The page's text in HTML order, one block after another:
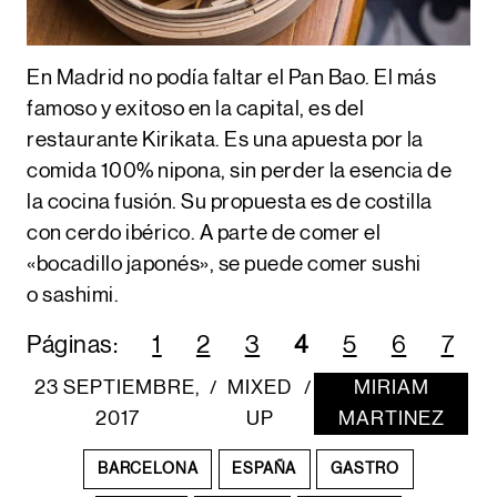
En Madrid no podía faltar el Pan Bao. El más
famoso y exitoso en la capital, es del
restaurante Kirikata. Es una apuesta por la
comida 100% nipona, sin perder la esencia de
la cocina fusión. Su propuesta es de costilla
con cerdo ibérico. A parte de comer el
«bocadillo japonés», se puede comer sushi
o sashimi.
Páginas: 1 2 3 4 5 6 7
23 SEPTIEMBRE,
2017
/
MIXED
UP
/
MIRIAM
MARTINEZ
BARCELONA ESPAÑA GASTRO